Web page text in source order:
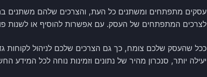
לצרכים המתפתחים של העסק. עם אפשרות להוסיף או לשנות
יעילה יותר, סנכרון מהיר של נתונים וזמינות נוחה לכל המידע